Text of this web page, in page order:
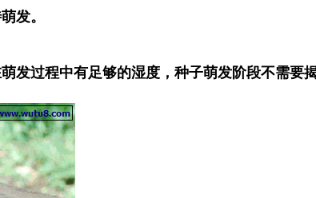
发。
发过程中有足够的湿度，种子萌发阶段不需要